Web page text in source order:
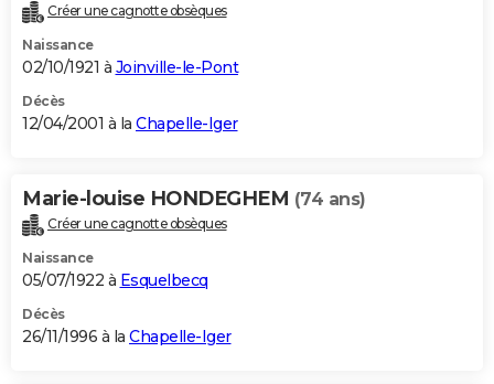
Créer une cagnotte obsèques
Naissance
02/10/1921 à Joinville-le-Pont
Décès
12/04/2001 à la Chapelle-Iger
Marie-louise HONDEGHEM (74 ans)
Créer une cagnotte obsèques
Naissance
05/07/1922 à Esquelbecq
Décès
26/11/1996 à la Chapelle-Iger